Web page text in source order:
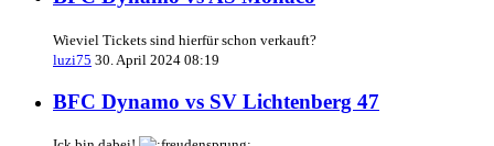
Wieviel Tickets sind hierfür schon verkauft?
luzi75 30. April 2024 08:19
BFC Dynamo vs SV Lichtenberg 47